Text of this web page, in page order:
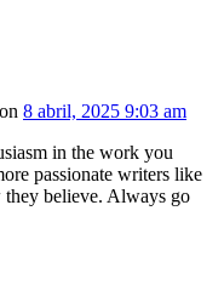
on 8 abril, 2025 9:03 am
in the work you
passionate writers like
believe. Always go